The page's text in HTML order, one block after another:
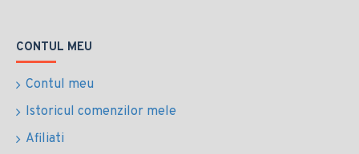
CONTUL MEU
Contul meu
Istoricul comenzilor mele
Afiliati